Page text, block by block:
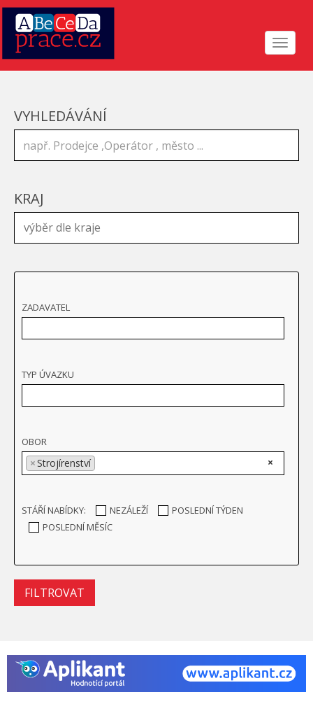
Toggle
VYHLEDÁVÁNÍ
KRAJ
ZADAVATEL
TYP ÚVAZKU
OBOR
×
×Strojírenství
STÁŘÍ NABÍDKY: NEZÁLEŽÍ
POSLEDNÍ TÝDEN
POSLEDNÍ MĚSÍC